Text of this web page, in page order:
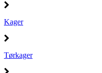
Kager
Tørkager